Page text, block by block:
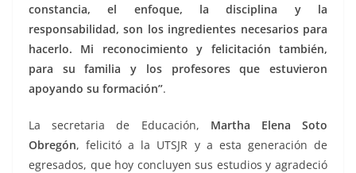
constancia, el enfoque, la disciplina y la
responsabilidad, son los ingredientes necesarios para
hacerlo. Mi reconocimiento y felicitación también,
para su familia y los profesores que estuvieron
apoyando su formación”.
La secretaria de Educación, Martha Elena Soto
Obregón, felicitó a la UTSJR y a esta generación de
egresados, que hoy concluyen sus estudios y agradeció